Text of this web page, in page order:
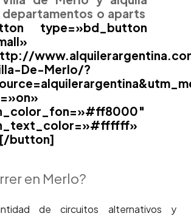
departamentos o aparts
type=»bd_button
De-Merlo/?
button]
en Merlo?
de circuitos alternativos y